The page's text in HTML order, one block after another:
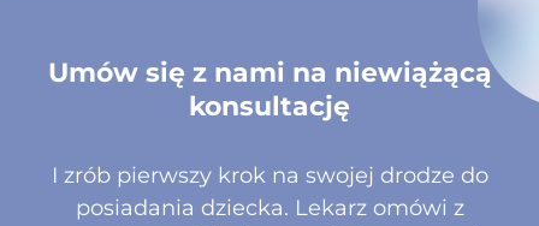
Umów się z nami na niewiążącą
konsultację
I zrób pierwszy krok na swojej drodze do
posiadania dziecka. Lekarz omówi z